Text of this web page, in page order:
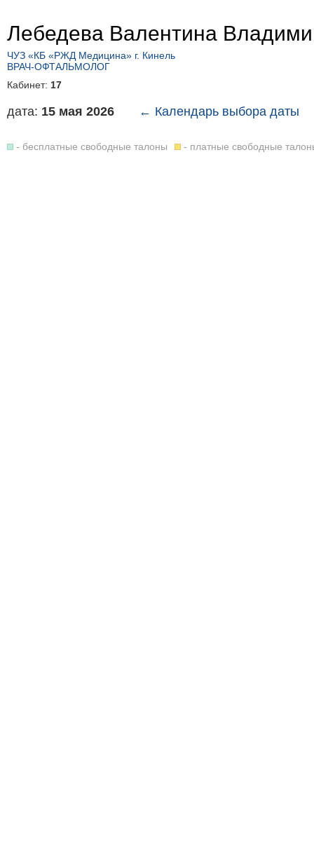
Лебедева Валентина
ЧУЗ «КБ «РЖД Медицина» г. Кинель
ВРАЧ-ОФТАЛЬМОЛОГ
Кабинет: 17
дата: 15 мая 2026 ← Календарь выбора даты
- бесплатные свободные талоны - платные свободные